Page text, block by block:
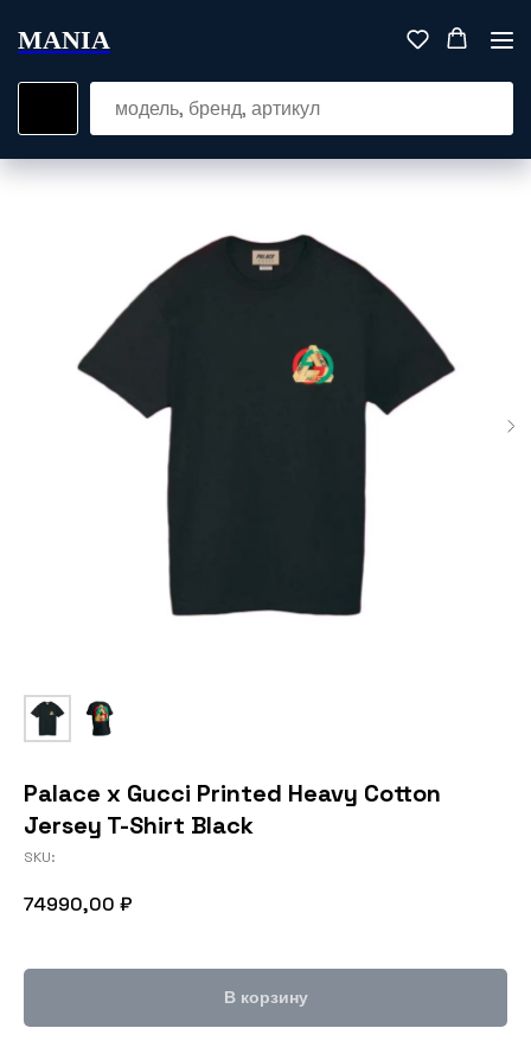
MANIA
Palace x Gucci Printed Heavy Cotton
Jersey T-Shirt Black
SKU:
74990,00 ₽
В корзину